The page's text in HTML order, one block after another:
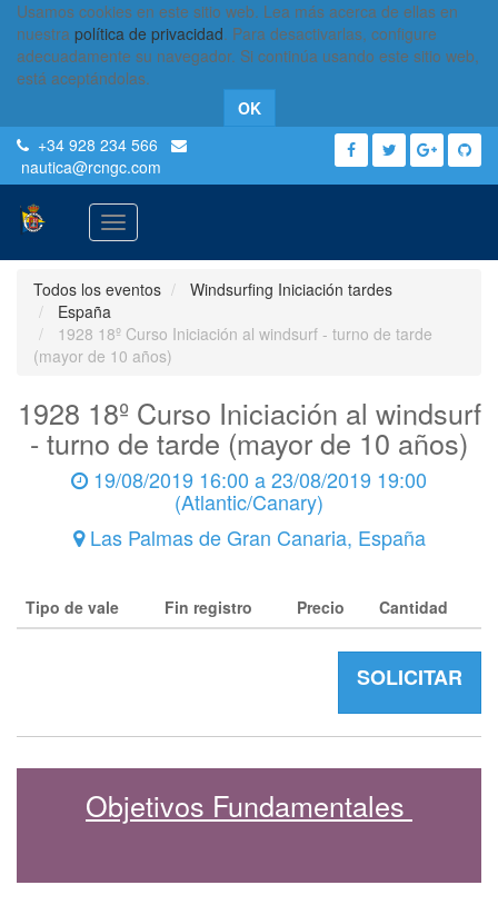
Usamos cookies en este sitio web. Lea más acerca de ellas en
nuestra política de privacidad. Para desactivarlas, configure
adecuadamente su navegador. Si continúa usando este sitio web,
está aceptándolas.
OK
+34 928 234 566
nautica@rcngc.com
Activar
navegación
Todos los eventos
Windsurfing Iniciación tardes
España
1928 18º Curso Iniciación al windsurf - turno de tarde
(mayor de 10 años)
1928 18º Curso Iniciación al windsurf
- turno de tarde (mayor de 10 años)
19/08/2019 16:00 a23/08/2019 19:00
(Atlantic/Canary)
Las Palmas de Gran Canaria, España
Tipo de vale Fin registro Precio Cantidad
SOLICITAR
Objetivos Fundamentales